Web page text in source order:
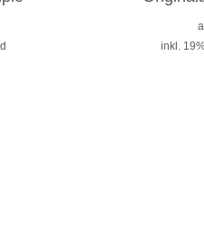
inkl.